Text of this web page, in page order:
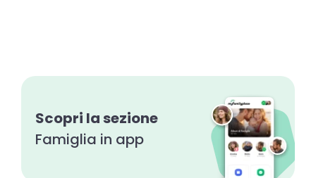
Scopri la sezione
Famiglia in app